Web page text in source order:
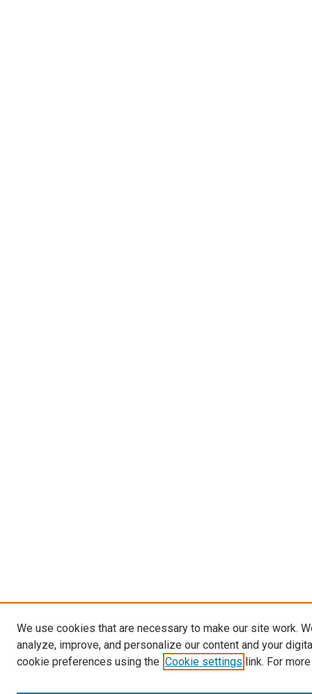
We use cookies that are necessary to make our site work.
analyze, improve, and personalize our content and your
cookie preferences using the Cookie settings link. For